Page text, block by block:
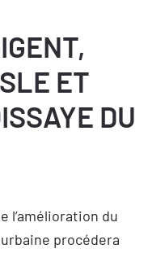
ET
DU
l’amélioration du
procédera